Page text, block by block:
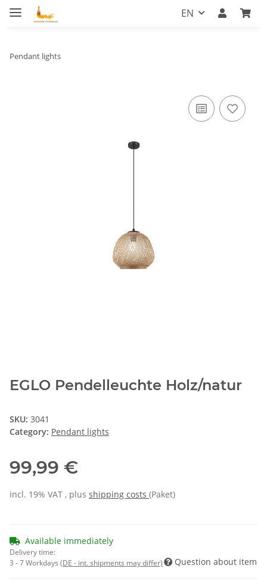
EN
Pendant lights
EGLO Pendelleuchte Holz/natur
SKU: 3041
Category: Pendant lights
99,99 €
incl. 19% VAT , plus shipping costs (Paket)
Available immediately
Delivery time:
3 - 7 Workdays (DE - int. shipments may differ) Question about item